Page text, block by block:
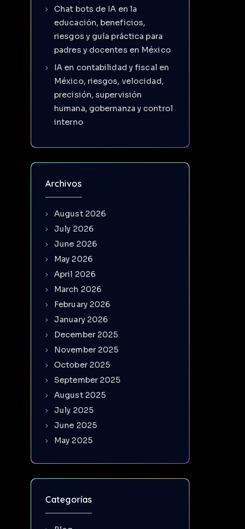
Chat bots de IA en la
educación, beneficios,
riesgos y guía práctica para
padres y docentes en México
IA en contabilidad y fiscal en
México, riesgos, velocidad,
precisión, supervisión
humana, gobernanza y control
interno
Archivos
August 2026
July 2026
June 2026
May 2026
April 2026
March 2026
February 2026
January 2026
December 2025
November 2025
October 2025
September 2025
August 2025
July 2025
June 2025
May 2025
Categorías